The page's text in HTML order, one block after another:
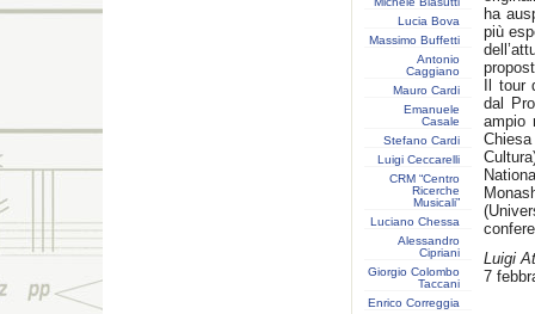
Lucia Bova
Massimo Buffetti
Antonio
Caggiano
Mauro Cardi
Emanuele
Casale
Stefano Cardi
Luigi Ceccarelli
CRM “Centro
Ricerche
Musicali”
Luciano Chessa
Alessandro
Cipriani
Giorgio Colombo
Taccani
Enrico Correggia
ha
più
Il
dal
ampio
Luigi
7